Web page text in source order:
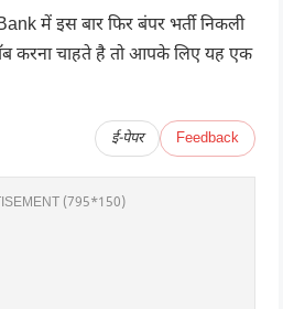
में इस बार फिर बंपर भर्ती निकली
करना चाहते है तो आपके लिए यह एक
ई-पेपर Feedback
(795*150)